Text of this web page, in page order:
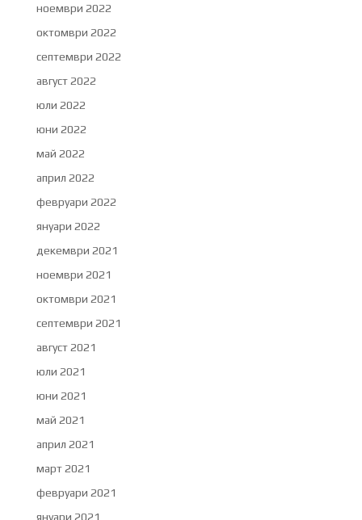
ноември 2022
октомври 2022
септември 2022
август 2022
юли 2022
юни 2022
май 2022
април 2022
февруари 2022
януари 2022
декември 2021
ноември 2021
октомври 2021
септември 2021
август 2021
юли 2021
юни 2021
май 2021
април 2021
март 2021
февруари 2021
януари 2021